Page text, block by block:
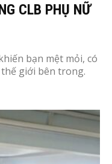
CLB PHỤ NỮ
bạn mệt mỏi, có
giới bên trong.